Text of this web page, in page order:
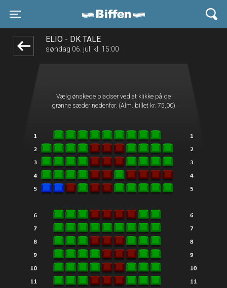
Biffen Odder
ELIO - DK TALE
søndag 06. juli kl. 15:00
Vælg ønskede pladser ved at klikke på de
grønne sæder nedenfor. (Alm. billet kr. 75,00)
1step-front02 075033